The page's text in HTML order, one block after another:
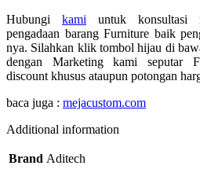
Hubungi kami untuk konsultasi
pengadaan barang Furniture baik
nya. Silahkan klik tombol hijau di
dengan Marketing kami seputar
discount khusus ataupun potongan
baca juga : mejacustom.com
Additional information
Brand Aditech